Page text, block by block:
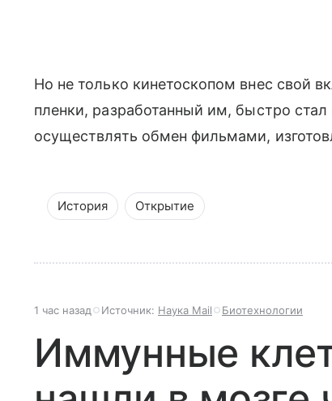
Но не только кинетоскопом внес свой
пленки, разработанный им, быстро
осуществлять обмен фильмами,
История Открытие
1 час назад Источник: Наука Mail Биотехнологии
Иммунные